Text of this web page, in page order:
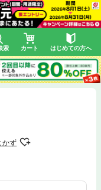
索 カート はじめての方へ
かず